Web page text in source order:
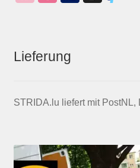
Lieferung
STRIDA.lu liefert mit PostNL,